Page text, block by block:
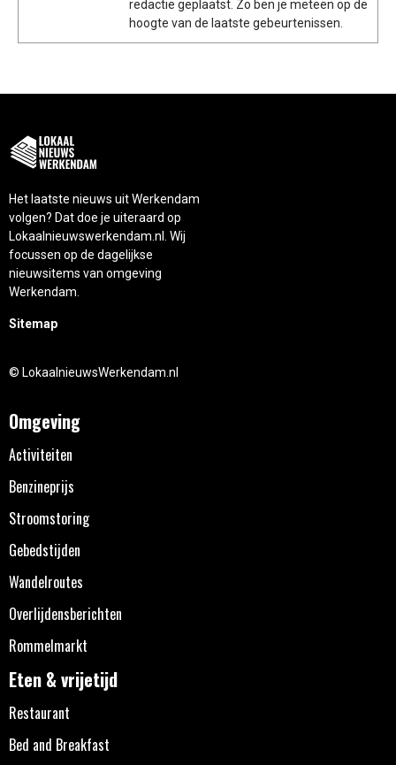
redactie geplaatst. Zo ben je meteen op de
hoogte van de laatste gebeurtenissen.
Het laatste nieuws uit Werkendam
volgen? Dat doe je uiteraard op
Lokaalnieuwswerkendam.nl. Wij
focussen op de dagelijkse
nieuwsitems van omgeving
Werkendam.
Sitemap
© LokaalnieuwsWerkendam.nl
Omgeving
Activiteiten
Benzineprijs
Stroomstoring
Gebedstijden
Wandelroutes
Overlijdensberichten
Rommelmarkt
Eten & vrijetijd
Restaurant
Bed and Breakfast